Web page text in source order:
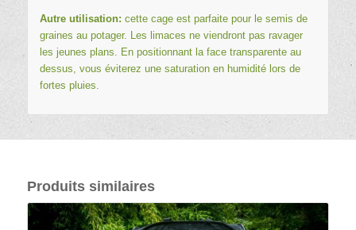
Autre utilisation: cette cage est parfaite pour le semis de
graines au potager. Les limaces ne viendront pas ravager
les jeunes plans. En positionnant la face transparente au
dessus, vous éviterez une saturation en humidité lors de
fortes pluies.
Produits similaires